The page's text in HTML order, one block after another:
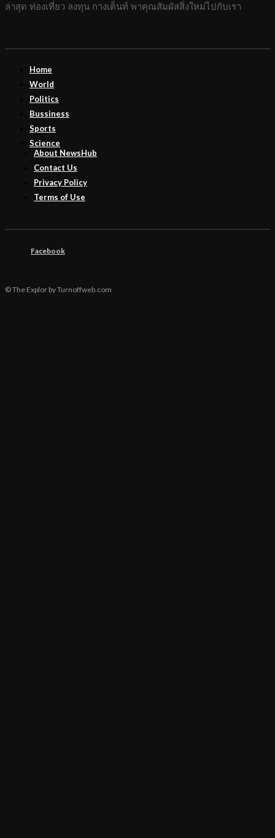
ล่าสุด ท่องเที่ยว ลงทุน กางเต็นท์ พาคุณสัมผัสสิ่งใหม่ไปกับเรา
Home
World
Politics
Bussiness
Sports
Science
About NewsHub
Contact Us
Privacy Policy
Terms of Use
Facebook
© The Explor by Turnoffweb.com